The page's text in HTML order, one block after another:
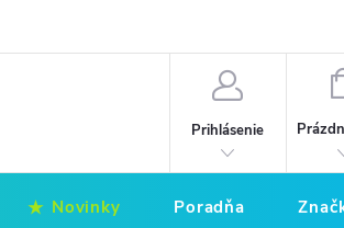
Prihlásenie
Novinky Poradňa